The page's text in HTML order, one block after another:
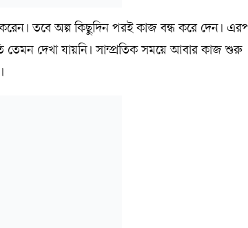
তবে অল্প কিছুদিন পরই কাজ বন্ধ করে দেন।
তেমন দেখা যায়নি। সাম্প্রতিক সময়ে আবার কাজ শুরু